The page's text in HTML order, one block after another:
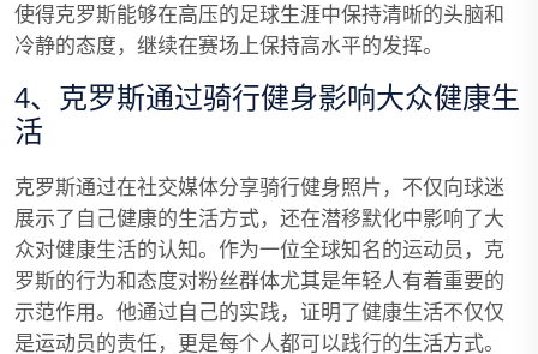
使得克罗斯能够在高压的足球生涯中保持清晰的头脑和
冷静的态度，继续在赛场上保持高水平的发挥。
4、克罗斯通过骑行健身影响大众健康生
活
克罗斯通过在社交媒体分享骑行健身照片，不仅向球迷
展示了自己健康的生活方式，还在潜移默化中影响了大
众对健康生活的认知。作为一位全球知名的运动员，克
罗斯的行为和态度对粉丝群体尤其是年轻人有着重要的
示范作用。他通过自己的实践，证明了健康生活不仅仅
是运动员的责任，更是每个人都可以践行的生活方式。